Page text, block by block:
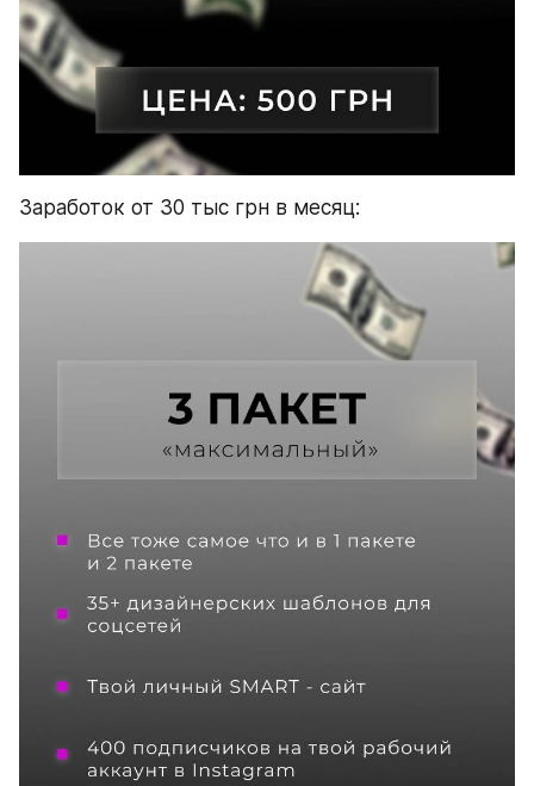
Заработок от 30 тыс грн в месяц: